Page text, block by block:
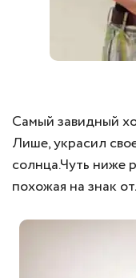
Самый завидный
Лише, украсил
солнца.Чуть ниже
похожая на знак